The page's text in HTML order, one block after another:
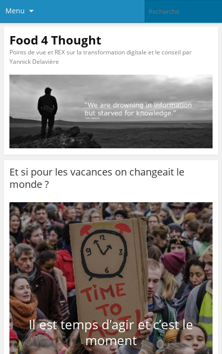
Menu
Food 4 Thought
Points de vue et REX sur la transformation digitale et le conseil par
Yannick Delavière
Et si pour les vacances on changeait le
monde ?
Il est temps d’agir et c’est le
moment